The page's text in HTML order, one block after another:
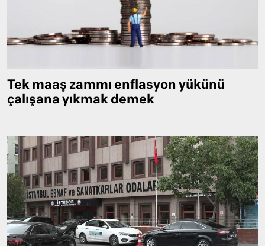
Tek maaş zammı enflasyon yükünü
çalışana yıkmak demek